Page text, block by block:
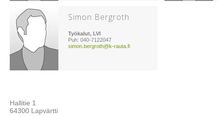
Simon Bergroth
Työkalut, LVI
Puh: 040-7122047
simon.bergroth@k-rauta.fi
Hallitie 1
64300 Lapvärtti